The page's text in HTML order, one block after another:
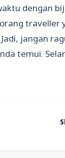
dengan
traveller
jangan
temui.